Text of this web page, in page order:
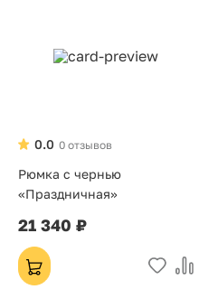
0 отзывов
0.0
Рюмка с чернью
«Праздничная»
21 340 ₽